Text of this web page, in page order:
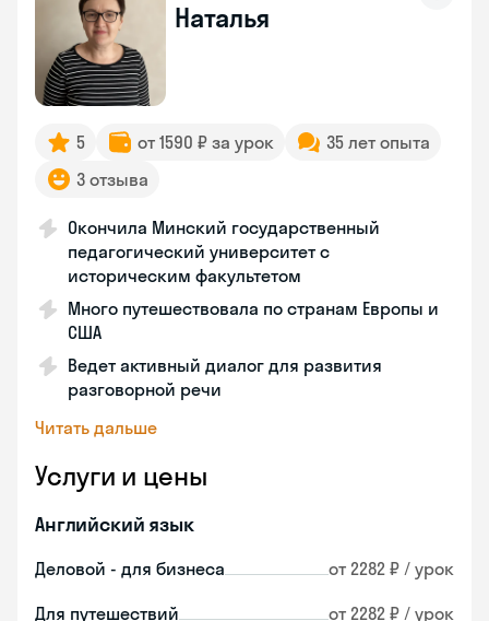
Наталья
5 от 1590 ₽ за урок
35 лет опыта
3 отзыва
Окончила Минский государственный
педагогический университет с
историческим факультетом
Много путешествовала по странам Европы и
США
Ведет активный диалог для развития
разговорной речи
Читать дальше
Услуги и цены
Английский язык
Деловой - для бизнеса от 2282 ₽ / урок
Для путешествий от 2282 ₽ / урок